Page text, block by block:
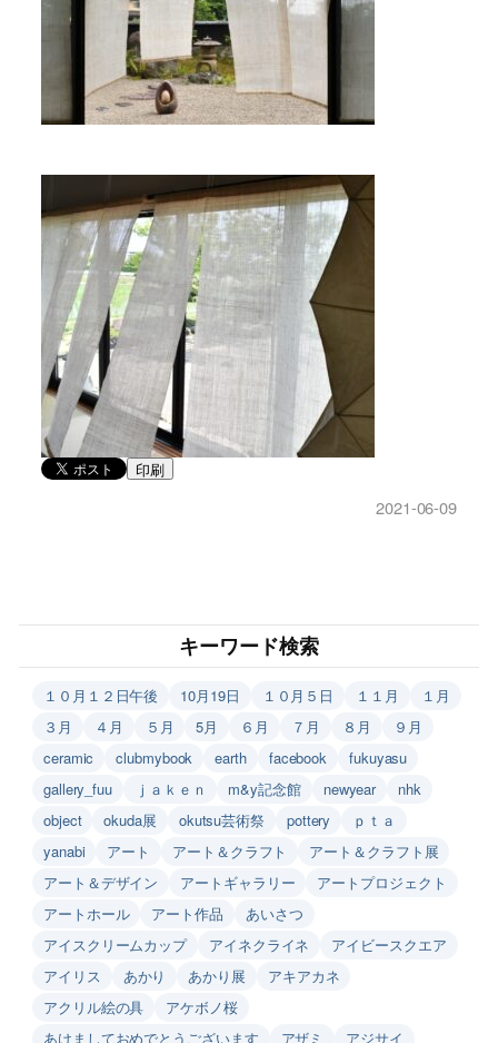
印刷
2021-06-09
キーワード検索
１０月１２日午後 10月19日 １０月５日 １１月
１月
３月
４月 ５月 5月 ６月 ７月 ８月
９月
ceramic
clubmybook earth facebook
fukuyasu
gallery_fuu
ｊａｋｅｎ m&y記念館 newyear
nhk
object
okuda展 okutsu芸術祭 pottery
ｐｔａ
yanabi
アート アート＆クラフト
アート＆クラフト展
アート＆デザイン
アートギャラリー
アートプロジェクト
アートホール
アート作品
あいさつ
アイスクリームカップ
アイネクライネ
アイビースクエア
アイリス
あかり あかり展
アキアカネ
アクリル絵の具
アケボノ桜
あけましておめでとうございます
アザミ アジサイ